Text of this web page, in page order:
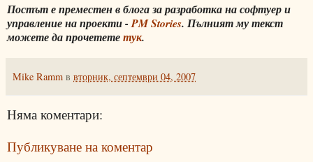
Постът е преместен в блога за разработка на софтуер и
управление на проекти -PM Stories. Пълният му текст
можете да прочетететук.
Mike Ramm в вторник, септември 04, 2007
Няма коментари:
Публикуване на коментар